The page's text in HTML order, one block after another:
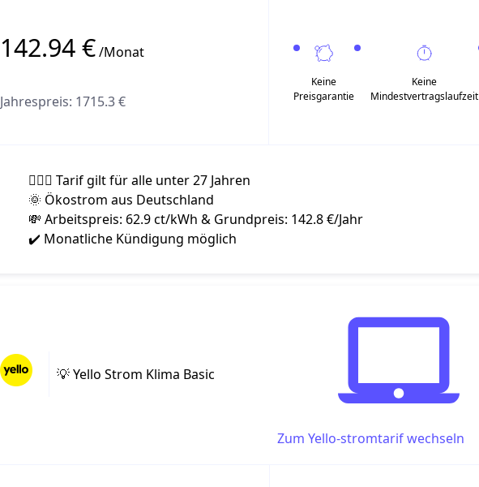
142.94 €/Monat
Jahrespreis: 1715.3 €
Keine
Preisgarantie
Keine
Mindestvertragslaufzeit
🧍🏻‍♀️ Tarif gilt für alle unter 27 Jahren
🌞 Ökostrom aus Deutschland
💸 Arbeitspreis: 62.9 ct/kWh & Grundpreis: 142.8 €/Jahr
✔️ Monatliche Kündigung möglich
💡Yello Strom Klima Basic
Zum Yello-stromtarif wechseln